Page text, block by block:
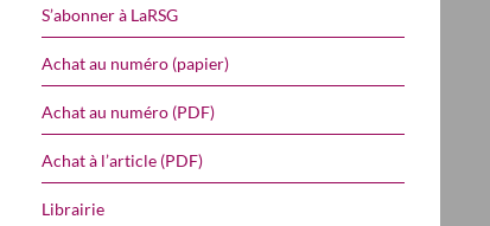
S’abonner à LaRSG
Achat au numéro (papier)
Achat au numéro (PDF)
Achat à l’article (PDF)
Librairie